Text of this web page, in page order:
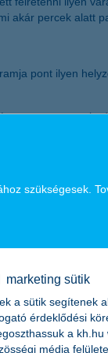
akár percek alatt
pont ilyen
rengeteg
az élet élvezete
is
spórolsz,
szükségesek.
marketing sütik
a sütik segítenek
érdeklődési
a
média